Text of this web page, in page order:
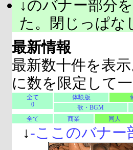
↓のバナー部分
た。閉じっぱな
最新情報
最新数十件を表
に数を限定して
全て
0
体験版
歌・BGM
全て
商業 同人
↓-ここのバナー